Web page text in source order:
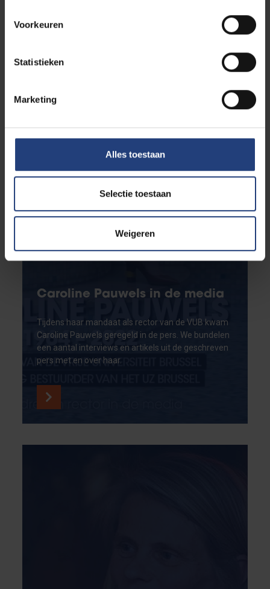
Voorkeuren
Statistieken
Marketing
Alles toestaan
Selectie toestaan
Weigeren
Caroline Pauwels in de media
Tijdens haar mandaat als rector van de VUB kwam
Caroline Pauwels geregeld in de pers. We bundelen
een aantal interviews en artikels uit de geschreven
pers met en over haar.